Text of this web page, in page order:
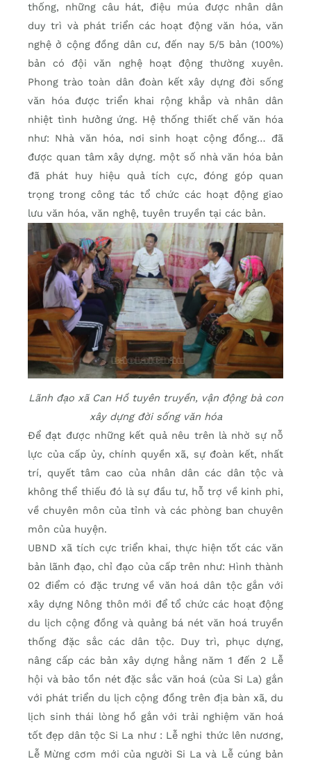
thống, những câu hát, điệu múa được nhân dân
duy trì và phát triển các hoạt động văn hóa, văn
nghệ ở cộng đồng dân cư, đến nay 5/5 bản (100%)
bản có đội văn nghệ hoạt động thường xuyên.
Phong trào toàn dân đoàn kết xây dựng đời sống
văn hóa được triển khai rộng khắp và nhân dân
nhiệt tình hưởng ứng. Hệ thống thiết chế văn hóa
như: Nhà văn hóa, nơi sinh hoạt cộng đồng… đã
được quan tâm xây dựng. một số nhà văn hóa bản
đã phát huy hiệu quả tích cực, đóng góp quan
trọng trong công tác tổ chức các hoạt động giao
lưu văn hóa, văn nghệ, tuyên truyền tại các bản.
Lãnh đạo xã Can Hồ tuyên truyền, vận động bà con
xây dựng đời sống văn hóa
Để đạt được những kết quả nêu trên là nhờ sự nỗ
lực của cấp ủy, chính quyền xã, sự đoàn kết, nhất
trí, quyết tâm cao của nhân dân các dân tộc và
không thể thiếu đó là sự đầu tư, hỗ trợ về kinh phi,
về chuyên môn của tỉnh và các phòng ban chuyên
môn của huyện.
UBND xã tích cực triển khai, thực hiện tốt các văn
bản lãnh đạo, chỉ đạo của cấp trên như: Hình thành
02 điểm có đặc trưng về văn hoá dân tộc gắn với
xây dựng Nông thôn mới để tổ chức các hoạt động
du lịch cộng đồng và quảng bá nét văn hoá truyền
thống đặc sắc các dân tộc. Duy trì, phục dựng,
nâng cấp các bản xây dựng hằng năm 1 đến 2 Lễ
hội và bảo tồn nét đặc sắc văn hoá (của Si La) gắn
với phát triển du lịch cộng đồng trên địa bàn xã, du
lịch sinh thái lòng hồ gắn với trải nghiệm văn hoá
tốt đẹp dân tộc Si La như : Lễ nghi thức lên nương,
Lễ Mừng cơm mới của người Si La và Lễ cúng bản